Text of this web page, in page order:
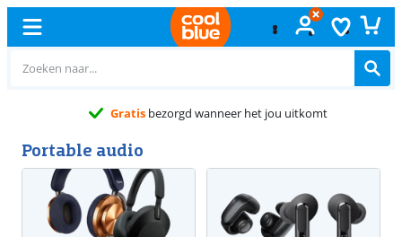
Gratis bezorgd wanneer het jou uitkomt
Portable audio